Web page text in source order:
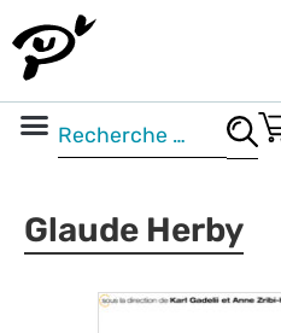
Glaude Herby